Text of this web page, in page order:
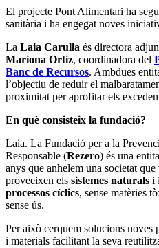
El projecte Pont Alimentari ha
sanitària i ha engegat noves
La Laia Carulla és directora
Mariona Ortiz, coordinadora del
Banc de Recursos. Ambdues
l’objectiu de reduir el
proximitat per aprofitar els
En què consisteix la fundació?
Laia. La Fundació per a la
Responsable (Rezero) és una
anys que anhelem una societat
proveeixen els sistemes naturals i
processos cíclics, sense matèries
sense ús.
Per això cerquem solucions noves
i materials facilitant la seva